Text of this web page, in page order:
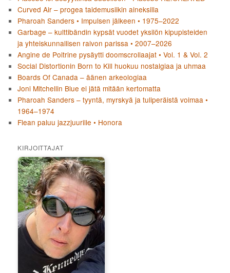
Curved Air – progea taidemusiikin aineksilla
Pharoah Sanders • Impulsen jälkeen • 1975–2022
Garbage – kulttibändin kypsät vuodet yksilön kipupisteiden
ja yhteiskunnallisen raivon parissa • 2007–2026
Angine de Poitrine pysäytti doomscrollaajat • Vol. 1 & Vol. 2
Social Distortionin Born to Kill huokuu nostalgiaa ja uhmaa
Boards Of Canada – äänen arkeologiaa
Joni Mitchellin Blue ei jätä mitään kertomatta
Pharoah Sanders – tyyntä, myrskyä ja tuliperäistä voimaa •
1964–1974
Flean paluu jazzjuurille • Honora
KIRJOITTAJAT